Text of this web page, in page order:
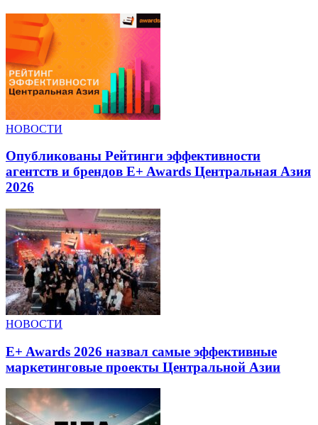
НОВОСТИ
Опубликованы Рейтинги эффективности
агентств и брендов E+ Awards Центральная Азия
2026
НОВОСТИ
E+ Awards 2026 назвал самые эффективные
маркетинговые проекты Центральной Азии